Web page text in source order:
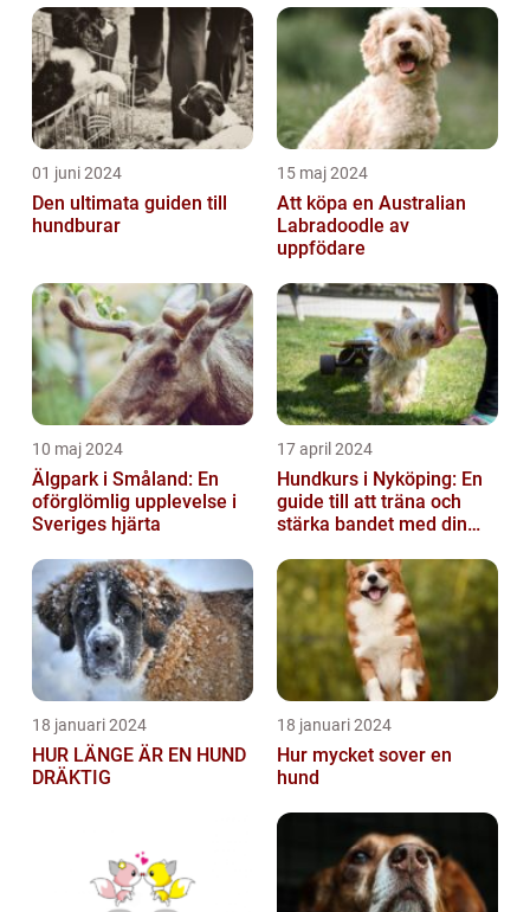
01 juni 2024
Den ultimata guiden till
hundburar
15 maj 2024
Att köpa en Australian
Labradoodle av
uppfödare
10 maj 2024
Älgpark i Småland: En
oförglömlig upplevelse i
Sveriges hjärta
17 april 2024
Hundkurs i Nyköping: En
guide till att träna och
stärka bandet med din
18 januari 2024
HUR LÄNGE ÄR EN HUND
DRÄKTIG
18 januari 2024
Hur mycket sover en
hund